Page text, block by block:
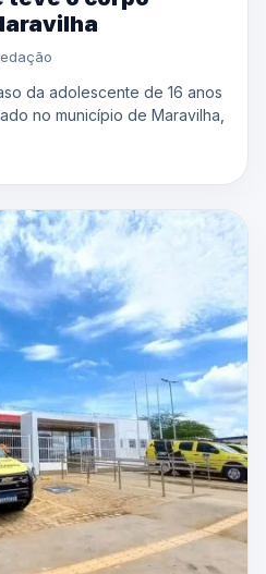
da adolescente de 16 anos
no município de Maravilha,